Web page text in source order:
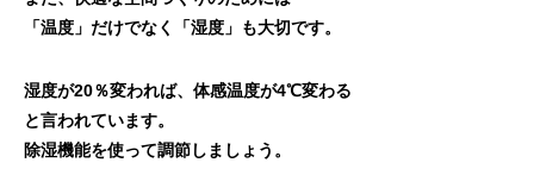
「温度」だけでなく「湿度」も大切です。
湿度が20％変われば、体感温度が4℃変わる
と言われています。
除湿機能を使って調節しましょう。